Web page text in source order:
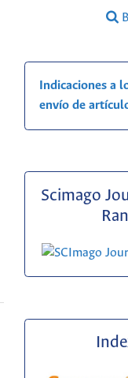
Indicaciones a
envío de
Scimago